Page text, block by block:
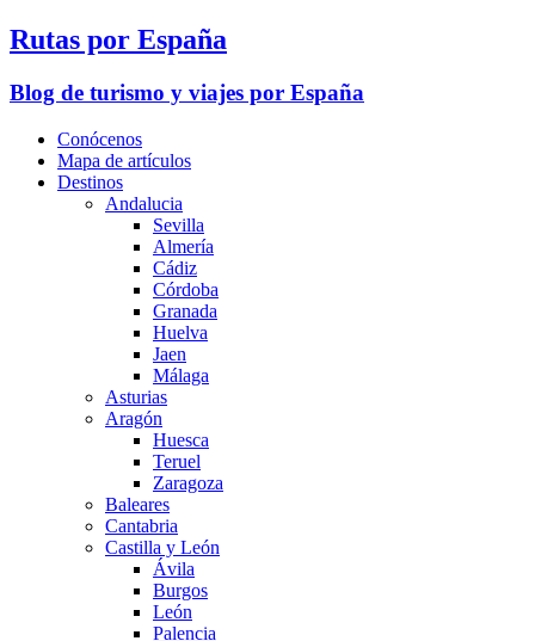
Rutas por España
Blog de turismo y viajes por España
Conócenos
Mapa de artículos
Destinos
Andalucia
Sevilla
Almería
Cádiz
Córdoba
Granada
Huelva
Jaen
Málaga
Asturias
Aragón
Huesca
Teruel
Zaragoza
Baleares
Cantabria
Castilla y León
Ávila
Burgos
León
Palencia